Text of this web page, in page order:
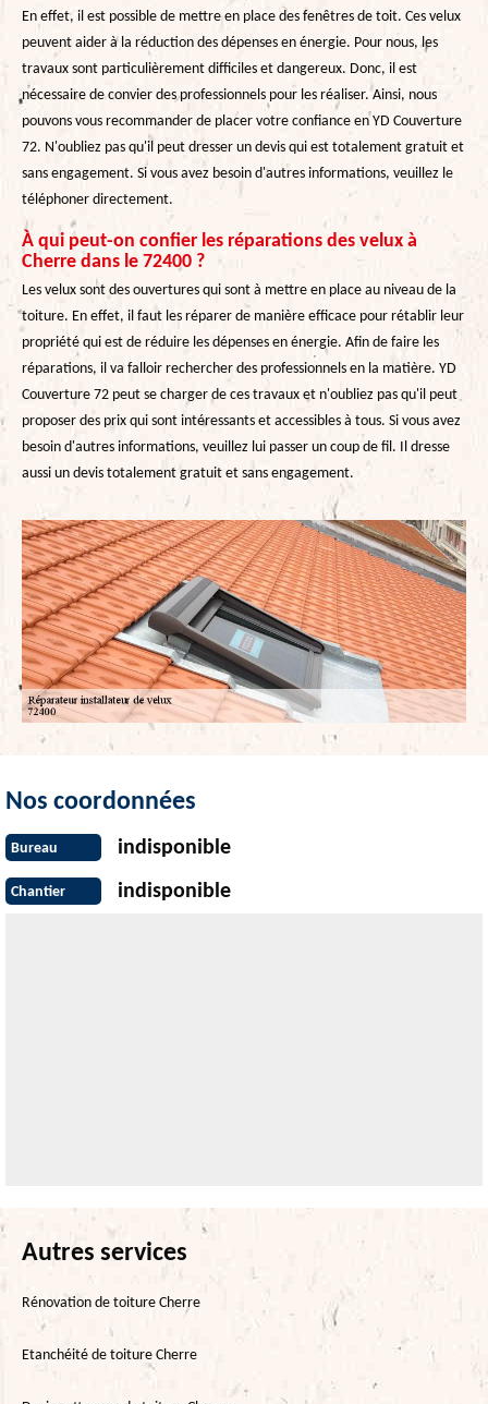
En effet, il est possible de mettre en place des fenêtres de toit. Ces velux
peuvent aider à la réduction des dépenses en énergie. Pour nous, les
travaux sont particulièrement difficiles et dangereux. Donc, il est
nécessaire de convier des professionnels pour les réaliser. Ainsi, nous
pouvons vous recommander de placer votre confiance en YD Couverture
72. N'oubliez pas qu'il peut dresser un devis qui est totalement gratuit et
sans engagement. Si vous avez besoin d'autres informations, veuillez le
téléphoner directement.
À qui peut-on confier les réparations des velux à
Cherre dans le 72400 ?
Les velux sont des ouvertures qui sont à mettre en place au niveau de la
toiture. En effet, il faut les réparer de manière efficace pour rétablir leur
propriété qui est de réduire les dépenses en énergie. Afin de faire les
réparations, il va falloir rechercher des professionnels en la matière. YD
Couverture 72 peut se charger de ces travaux et n'oubliez pas qu'il peut
proposer des prix qui sont intéressants et accessibles à tous. Si vous avez
besoin d'autres informations, veuillez lui passer un coup de fil. Il dresse
aussi un devis totalement gratuit et sans engagement.
Nos coordonnées
Bureau indisponible
Chantier indisponible
Autres services
Rénovation de toiture Cherre
Etanchéité de toiture Cherre